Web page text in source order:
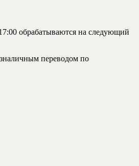
обрабатываются на следующий
переводом по